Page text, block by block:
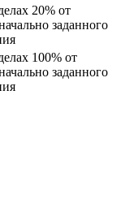
20% от
заданного
100% от
заданного